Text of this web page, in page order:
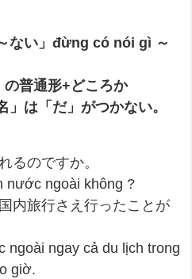
ない」đừng có nói gì ～
の普通形+どころか
は「だ」がつかない。
るのですか。
nước ngoài không ?
内旅行さえ行ったことが
ngay cả du lịch trong
giờ.